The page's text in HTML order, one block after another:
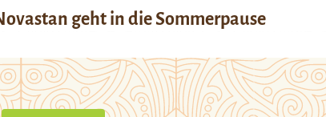
geht in die Sommerpause